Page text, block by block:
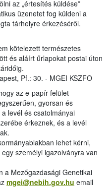
az „értesítés küldése”
üzenetet fog küldeni a
tárhelyre érkezéséről.
kötelezett természetes
és aláírt űrlapokat postai úton
Pf.: 30. - MGEI KSZFO
az e-papír felület
gyorsan és
levél és csatolmányai
érkeznek, és a levél
lehet kérni,
személyi igazolványra van
a Mezőgazdasági Genetikai
mgei@nebih.gov.hu email